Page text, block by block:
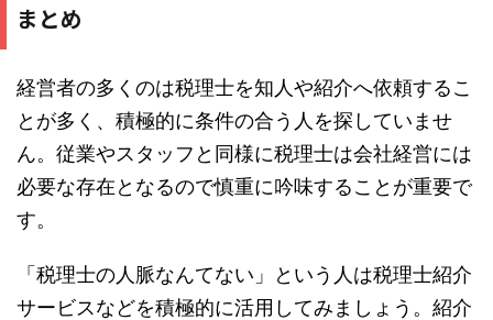
まとめ
経営者の多くのは税理士を知人や紹介へ依頼するこ
とが多く、積極的に条件の合う人を探していませ
ん。従業やスタッフと同様に税理士は会社経営には
必要な存在となるので慎重に吟味することが重要で
す。
「税理士の人脈なんてない」という人は税理士紹介
サービスなどを積極的に活用してみましょう。紹介